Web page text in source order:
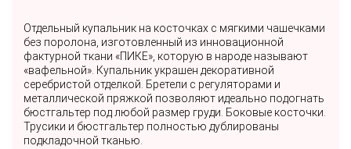
Отдельный купальник на косточках с мягкими чашечками
без поролона, изготовленный из инновационной
фактурной ткани «ПИКЕ», которую в народе называют
«вафельной». Купальник украшен декоративной
серебристой отделкой. Бретели с регуляторами и
металлической пряжкой позволяют идеально подогнать
бюстгальтер под любой размер груди. Боковые косточки.
Трусики и бюстгальтер полностью дублированы
подкладочной тканью.